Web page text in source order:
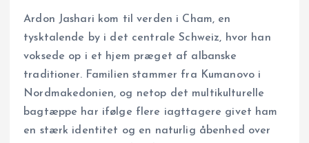
Ardon Jashari kom til verden i Cham, en
tysktalende by i det centrale Schweiz, hvor han
voksede op i et hjem præget af albanske
traditioner. Familien stammer fra Kumanovo i
Nordmakedonien, og netop det multikulturelle
bagtæppe har ifølge flere iagttagere givet ham
en stærk identitet og en naturlig åbenhed over